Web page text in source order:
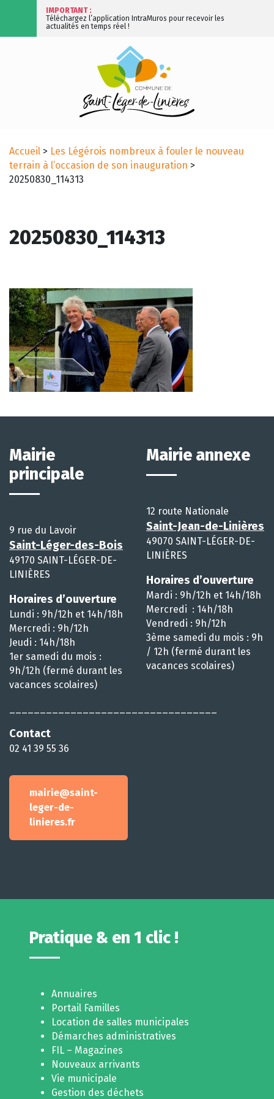
IMPORTANT :
Téléchargez l’application IntraMuros pour recevoir les
actualités en temps réel !
Accueil > Les Légérois nombreux à fouler le nouveau
terrain à l’occasion de son inauguration >
20250830_114313
20250830_114313
Mairie
principale
9 rue du Lavoir
Saint-Léger-des-Bois
49170 SAINT-LÉGER-DE-
LINIÈRES
Horaires d’ouverture
Lundi : 9h/12h et 14h/18h
Mercredi : 9h/12h
Jeudi : 14h/18h
1er samedi du mois :
9h/12h (fermé durant les
vacances scolaires)
Contact
02 41 39 55 36
mairie@saint-
leger-de-
linieres.fr
Mairie annexe
12 route Nationale
Saint-Jean-de-Linières
49070 SAINT-LÉGER-DE-
LINIÈRES
Horaires d’ouverture
Mardi : 9h/12h et 14h/18h
Mercredi : 14h/18h
Vendredi : 9h/12h
3ème samedi du mois : 9h
/ 12h (fermé durant les
vacances scolaires)
Pratique & en 1 clic !
Annuaires
Portail Familles
Location de salles municipales
Démarches administratives
FIL – Magazines
Nouveaux arrivants
Vie municipale
Gestion des déchets